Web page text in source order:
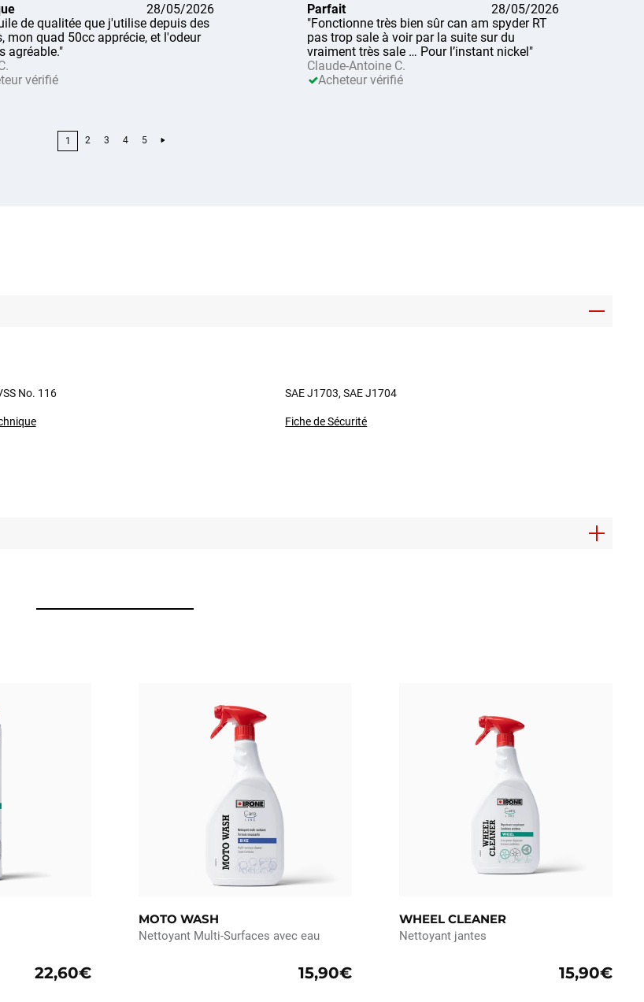
28/05/2026
de qualitée que j'utilise depuis des
mon quad 50cc apprécie, et l'odeur
agréable."
vérifié
Parfait
28/05/2026
"Fonctionne très bien sûr can am spyder RT
pas trop sale à voir par la suite sur du
vraiment très sale … Pour l’instant nickel"
Claude-Antoine C.
Acheteur vérifié
1 2 3 4 5
No. 116 SAE J1703, SAE J1704
Fiche de Sécurité
22,60€
MOTO WASH
Nettoyant Multi-Surfaces avec eau
15,90€
WHEEL CLEANER
Nettoyant jantes
15,90€